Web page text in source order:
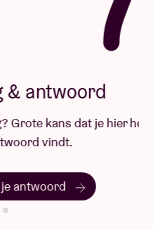
kans dat je hier het
vindt.